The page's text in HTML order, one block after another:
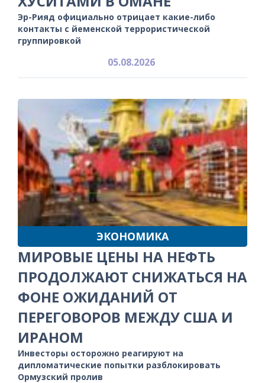
Эр-Рияд официально отрицает какие-либо
контакты с йеменской террористической
группировкой
05.08.2026
ЭКОНОМИКА
МИРОВЫЕ ЦЕНЫ НА НЕФТЬ
ПРОДОЛЖАЮТ СНИЖАТЬСЯ НА
ФОНЕ ОЖИДАНИЙ ОТ
ПЕРЕГОВОРОВ МЕЖДУ США И
ИРАНОМ
Инвесторы осторожно реагируют на
дипломатические попытки разблокировать
Ормузский пролив